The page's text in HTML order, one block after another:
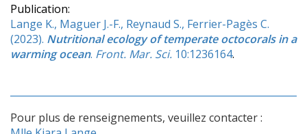
Publication:
Lange K., Maguer J.-F., Reynaud S., Ferrier-Pagès C.
(2023). Nutritional ecology of temperate octocorals in a
warming ocean. Front. Mar. Sci. 10:1236164.
Pour plus de renseignements, veuillez contacter :